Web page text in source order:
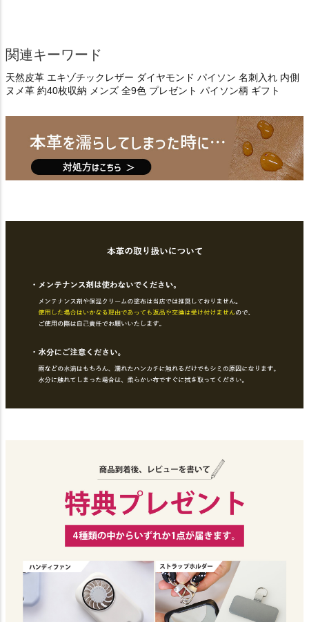
関連キーワード
天然皮革 エキゾチックレザー ダイヤモンド パイソン 名刺入れ 内側
ヌメ革 約40枚収納 メンズ 全9色 プレゼント パイソン柄 ギフト